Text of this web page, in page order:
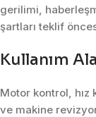
gerilimi,
şartları teklif
Kullanım
Motor kontrol, hız
ve makine